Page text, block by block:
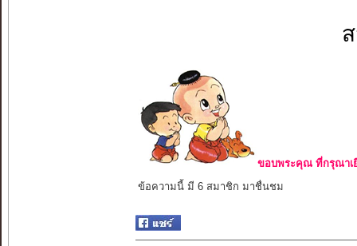
ขอบพระคุณ ที่กรุณาเ
ข้อความนี้ มี 6 สมาชิก มาชื่นชม